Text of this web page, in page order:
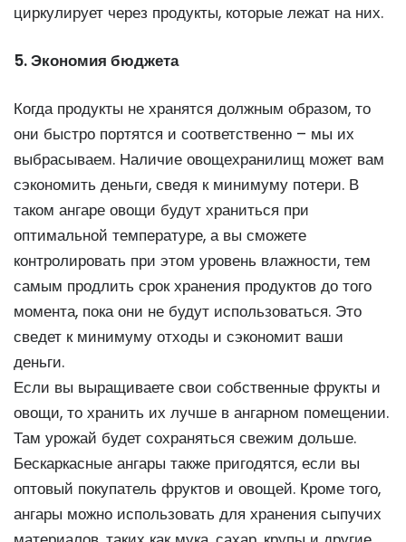
циркулирует через продукты, которые лежат на них.
5. Экономия бюджета
Когда продукты не хранятся должным образом, то
они быстро портятся и соответственно – мы их
выбрасываем. Наличие овощехранилищ может вам
сэкономить деньги, сведя к минимуму потери. В
таком ангаре овощи будут храниться при
оптимальной температуре, а вы сможете
контролировать при этом уровень влажности, тем
самым продлить срок хранения продуктов до того
момента, пока они не будут использоваться. Это
сведет к минимуму отходы и сэкономит ваши
деньги.
Если вы выращиваете свои собственные фрукты и
овощи, то хранить их лучше в ангарном помещении.
Там урожай будет сохраняться свежим дольше.
Бескаркасные ангары также пригодятся, если вы
оптовый покупатель фруктов и овощей. Кроме того,
ангары можно использовать для хранения сыпучих